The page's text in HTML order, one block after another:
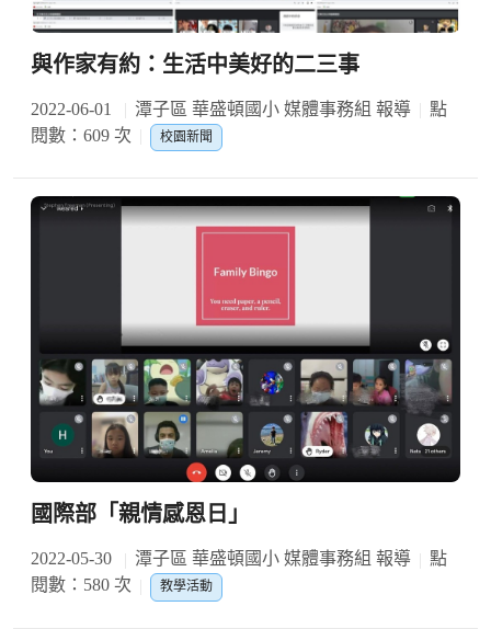
與作家有約：生活中美好的二三事
2022-06-01 潭子區 華盛頓國小 媒體事務組 報導
點
閱數：609 次
校園新聞
國際部「親情感恩日」
2022-05-30 潭子區 華盛頓國小 媒體事務組 報導
點
閱數：580 次
教學活動